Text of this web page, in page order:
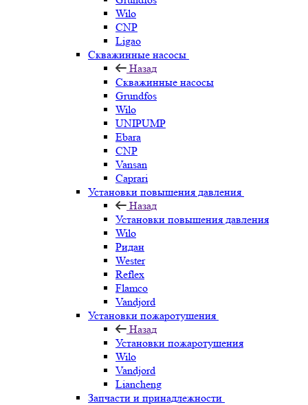
Wilo
CNP
Ligao
Скважинные насосы
Назад
Скважинные насосы
Grundfos
Wilo
UNIPUMP
Ebara
CNP
Vansan
Caprari
Установки повышения давления
Назад
Установки повышения давления
Wilo
Ридан
Wester
Reflex
Flamco
Vandjord
Установки пожаротушения
Назад
Установки пожаротушения
Wilo
Vandjord
Liancheng
Запчасти и принадлежности